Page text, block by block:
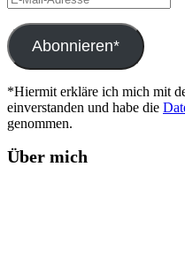
Mail-
Adresse
Abonnieren*
*Hiermit erkläre ich mich mit
einverstanden und habe die
genommen.
Über mich